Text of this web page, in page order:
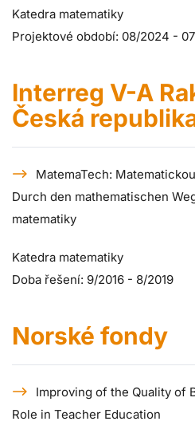
Katedra matematiky
Projektové období: 08/2024 -
Interreg V-A
Česká
MatemaTech:
Durch den mathematischen
matematiky
Katedra matematiky
Doba řešení: 9/2016 - 8/2019
Norské fondy
Improving of the Quality of
Role in Teacher Education